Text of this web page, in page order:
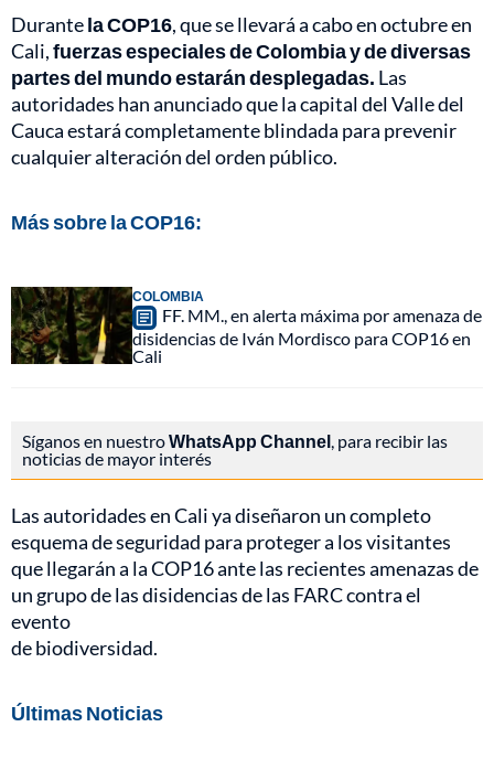
Durantela COP16, que se llevará a cabo en octubre en
Cali,fuerzas especiales de Colombia y de diversas
partes del mundo estarán desplegadas. Las
autoridades han anunciado que la capital del Valle del
Cauca estará completamente blindada para prevenir
cualquier alteración del orden público.
Más sobre la COP16:
COLOMBIA
FF. MM., en alerta máxima por amenaza de
disidencias de Iván Mordisco para COP16 en
Cali
Síganos en nuestroWhatsApp Channel , para recibir las
noticias de mayor interés
Las autoridades en Cali ya diseñaron un completo
esquema de seguridad para proteger a los visitantes
que llegarán a la COP16 ante las recientes amenazas de
un grupo de las disidencias de las FARC contra el
evento
de biodiversidad.
Últimas Noticias